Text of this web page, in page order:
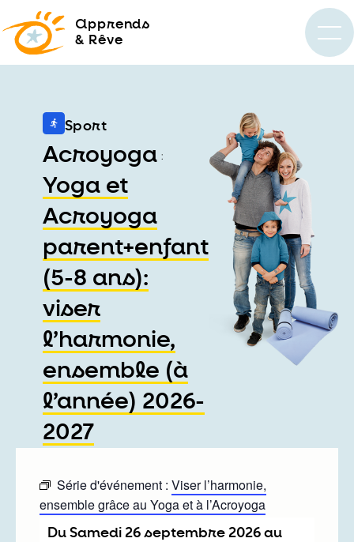
apprends
& Rêve
Sport
Acroyoga :
Yoga et
Acroyoga
parent+enfant
(5-8 ans):
viser
l’harmonie,
ensemble (à
l’année) 2026-
2027
Série d'événement : Viser l’harmonie,
ensemble grâce au Yoga et à l’Acroyoga
Du samedi 26 septembre 2026au